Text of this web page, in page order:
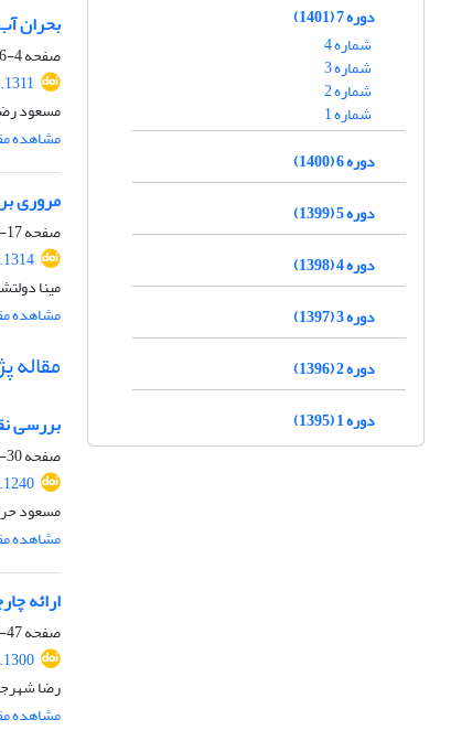
بحران
صفحه4-16
مسعود
مشاهده
مروری
صفحه17-29
مینا
مشاهده
بررسی
صفحه30-46
مسعود
مشاهده
ارائه
صفحه47-59
رضا
مشاهده
دوره 7 (1401)
شماره 4
شماره 3
شماره 2
شماره 1
دوره 6 (1400)
دوره 5 (1399)
دوره 4 (1398)
دوره 3 (1397)
دوره 2 (1396)
دوره 1 (1395)